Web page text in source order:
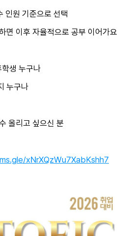
인원 기준으로 선택
면 이후 자율적으로 공부 이어가요
생 누구나
누구나
올리고 싶으신 분
xNrXQzWu7XabKshh7